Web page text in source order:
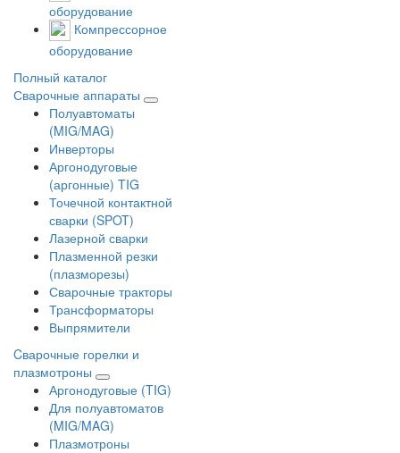
оборудование
Компрессорное
оборудование
Полный каталог
Сварочные аппараты
Полуавтоматы
(MIG/MAG)
Инверторы
Аргонодуговые
(аргонные) TIG
Точечной контактной
сварки (SPOT)
Лазерной сварки
Плазменной резки
(плазморезы)
Сварочные тракторы
Трансформаторы
Выпрямители
Cварочные горелки и
плазмотроны
Аргонодуговые (TIG)
Для полуавтоматов
(MIG/MAG)
Плазмотроны